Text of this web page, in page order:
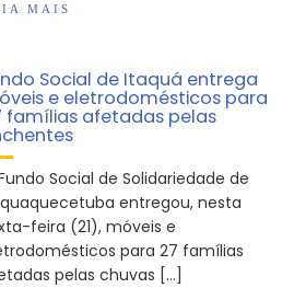
MAIS
Social de Itaquá entrega
e eletrodomésticos para
famílias afetadas pelas
Social de Solidariedade de
entregou, nesta
feira (21), móveis e
para 27 famílias
pelas chuvas […]